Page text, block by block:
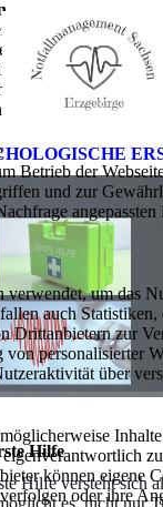
Hilfe
Hilfe versteht sich
Cookies, um
Bestimmte Inhalte
entsprechende
dann auch in
in der
Betrieb der
und zur
verwendet, um das
auch Statistiken,
Drittanbietern zur
von personalisierter
über
können eigene
oder ihre